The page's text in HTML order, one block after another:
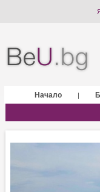
Начало |